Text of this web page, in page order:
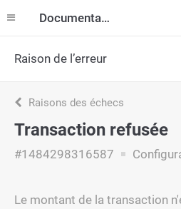
Documentation
Raison de l’erreur
Raisons des échecs
Transaction refusée
#1484298316587
Le montant de la transaction